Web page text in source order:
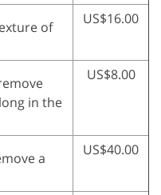
of
US$16.00
in the
US$8.00
a
US$40.00